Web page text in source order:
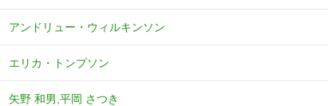
アンドリュー・ウィルキンソン
エリカ・トンプソン
矢野 和男,平岡 さつき